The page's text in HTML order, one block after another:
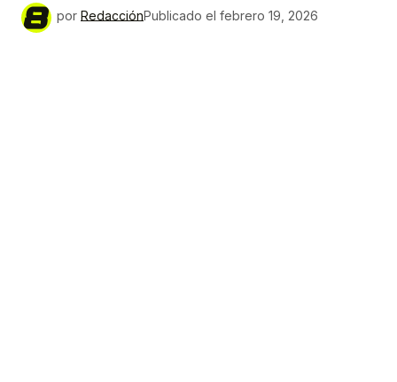
por RedacciónPublicado el febrero 19, 2026